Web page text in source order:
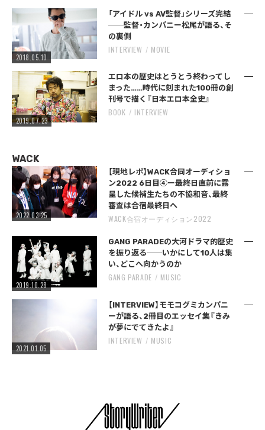
2018.05.10
「アイドル vs AV監督」シリーズ完結
──監督・カンパニー松尾が語る、そ
の裏側
INTERVIEW MOVIE
2019.07.23
エロ本の歴史はとうとう終わってし
まった……時代に刻まれた100冊の創
刊号で描く『日本エロ本全史』
BOOK INTERVIEW
WACK
2022.03.25
【現地レポ】WACK合同オーディショ
ン2022 6日目④ー最終日直前に露
呈した候補生たちの不協和音、最終
審査は合宿最終日へ
WACK合宿オーディション2022
2019.10.28
GANG PARADEの大河ドラマ的歴史
を振り返る──いかにして10人は集
い、どこへ向かうのか
GANG PARADE MUSIC
2021.01.05
【INTERVIEW】モモコグミカンパニ
ーが語る、2冊目のエッセイ集『きみ
が夢にでてきたよ』
INTERVIEW MUSIC